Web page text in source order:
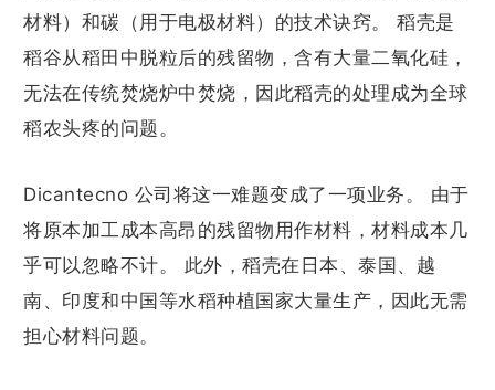
材料）和碳（用于电极材料）的技术诀窍。 稻壳是
稻谷从稻田中脱粒后的残留物，含有大量二氧化硅，
无法在传统焚烧炉中焚烧，因此稻壳的处理成为全球
稻农头疼的问题。
Dicantecno 公司将这一难题变成了一项业务。 由于
将原本加工成本高昂的残留物用作材料，材料成本几
乎可以忽略不计。 此外，稻壳在日本、泰国、越
南、印度和中国等水稻种植国家大量生产，因此无需
担心材料问题。